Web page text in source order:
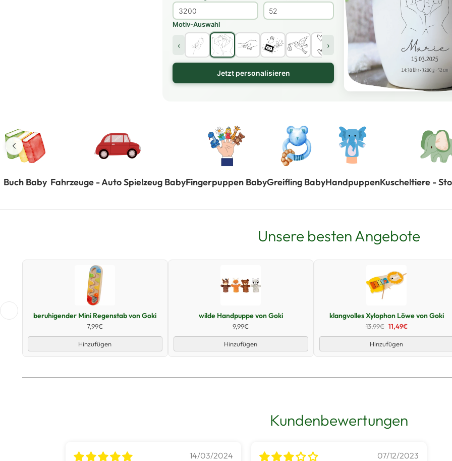
Motiv-Auswahl
‹ ›
Jetzt personalisieren
Buch Baby Fahrzeuge - Auto Spielzeug BabyFingerpuppen BabyGreifling BabyHandpuppenKuscheltiere -
Unsere besten Angebote
Schnellansicht
beruhigender Mini Regenstab von Goki
7,99€
Hinzufügen
wilde Handpuppe von Goki
9,99€
Hinzufügen
klangvolles Xylophon Löwe von Goki
13,99€ 11,49€
Hinzufügen
Kundenbewertungen
14/03/2024 07/12/2023